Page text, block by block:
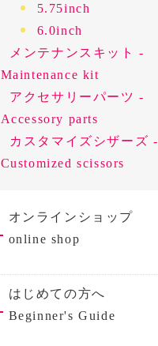
5.75inch
6.0inch
メンテナンスキット -
Maintenance kit
アクセサリーパーツ -
Accessory parts
カスタマイズシザーズ -
Customized scissors
オンラインショップ
online shop
はじめての方へ
Beginner's Guide